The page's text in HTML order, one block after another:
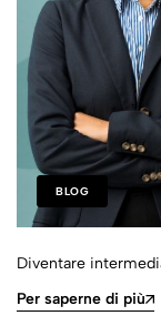
BLOG
Diventare
Per saperne di più